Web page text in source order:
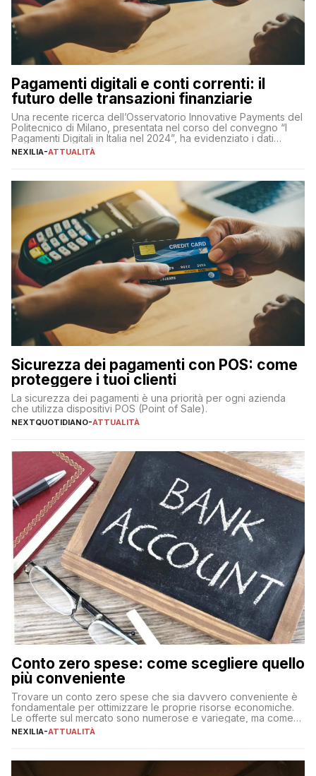
Pagamenti digitali e conti correnti: il
futuro delle transazioni finanziarie
Una recente ricerca dell’Osservatorio Innovative Payments del
Politecnico di Milano, presentata nel corso del convegno “I
Pagamenti Digitali in Italia nel 2024”, ha evidenziato i dati
definitivi del primo semestre 2024 relativamente alle
NEXILIA-ATTUALITÀ
Sicurezza dei pagamenti con POS: come
proteggere i tuoi clienti
La sicurezza dei pagamenti è una priorità per ogni azienda
che utilizza dispositivi POS (Point of Sale).
NEXTQUOTIDIANO-ATTUALITÀ
Conto zero spese: come scegliere quello
più conveniente
Trovare un conto zero spese che sia davvero conveniente è
fondamentale per ottimizzare le proprie risorse economiche.
Le offerte sul mercato sono numerose e variegate, ma come
individuare quella più adatta alle proprie esigenze senza
sul […]
NEXILIA-ATTUALITÀ